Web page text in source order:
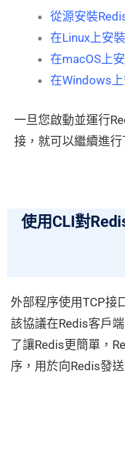
從源安裝
在Linux上安
在macOS上
在Windows
一旦您啟動並運行
接，就可以繼續進行
使用CLI對
外部程序使用TCP接
該協議在Redis客戶
了讓Redis更簡單，
序，用於向Redis發